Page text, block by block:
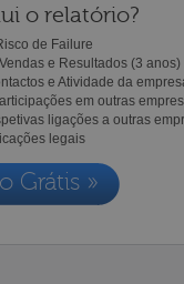
o relatório?
de Failure
e Resultados (3 anos)
e Atividade da
em outras
ligações a outras
legais
Grátis »